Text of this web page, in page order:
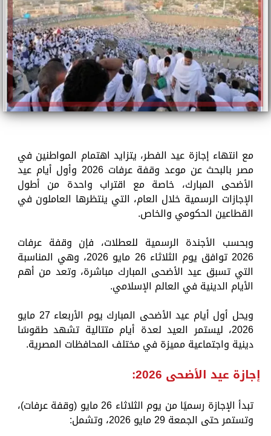
مع انتهاء إجازة عيد الفطر، يتزايد اهتمام المواطنين في
مصر بالبحث عن موعد وقفة عرفات 2026 وأول أيام عيد
الأضحى المبارك، خاصة مع اقتراب واحدة من أطول
الإجازات الرسمية خلال العام، التي ينتظرها العاملون في
القطاعين الحكومي والخاص.
وبحسب الأجندة الرسمية للعطلات، فإن وقفة عرفات
2026 توافق يوم الثلاثاء 26 مايو 2026، وهي المناسبة
التي تسبق عيد الأضحى المبارك مباشرة، وتعد من أهم
الأيام الدينية في العالم الإسلامي.
ويحل أول أيام عيد الأضحى المبارك يوم الأربعاء 27 مايو
2026، ليستمر العيد لعدة أيام متتالية تشهد طقوسًا
دينية واجتماعية مميزة في مختلف المحافظات المصرية.
إجازة عيد الأضحى 2026:
تبدأ الإجازة رسميًا من يوم الثلاثاء 26 مايو (وقفة عرفات)،
وتستمر حتى الجمعة 29 مايو 2026، وتشمل: